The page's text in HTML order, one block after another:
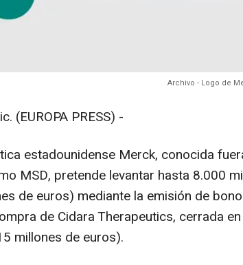
Archivo - Logo de
(EUROPA PRESS) -
estadounidense Merck, conocida
MSD, pretende levantar hasta 8.000
de euros) mediante la emisión de
de Cidara Therapeutics, cerrada
millones de euros).